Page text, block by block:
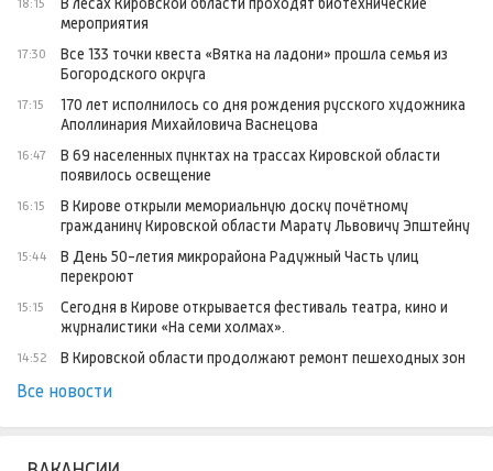
18:15
В лесах Кировской области проходят биотехнические
мероприятия
17:30
Все 133 точки квеста «Вятка на ладони» прошла семья из
Богородского округа
17:15
170 лет исполнилось со дня рождения русского художника
Аполлинария Михайловича Васнецова
16:47
В 69 населенных пунктах на трассах Кировской области
появилось освещение
16:15
В Кирове открыли мемориальную доску почётному
гражданину Кировской области Марату Львовичу Эпштейну
15:44
В День 50-летия микрорайона Радужный Часть улиц
перекроют
15:15
Сегодня в Кирове открывается фестиваль театра, кино и
журналистики «На семи холмах».
14:52 В Кировской области продолжают ремонт пешеходных зон
Все новости